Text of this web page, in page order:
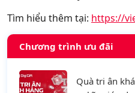
Tìm hiểu thêm tại: https://
Chương trình ưu đãi
Quà tri ân